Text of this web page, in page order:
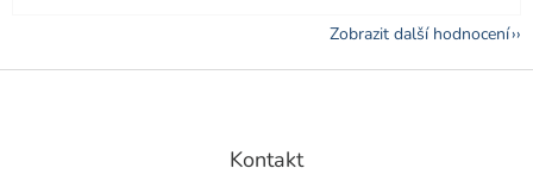
Zobrazit další hodnocení
Z
Kontakt